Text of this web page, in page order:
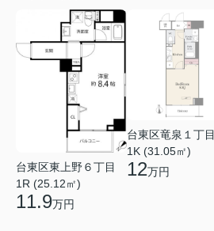
台東区東上野６丁目
1R (25.12㎡)
11.9万円
台東区竜泉１丁目
1K (31.05㎡)
12万円